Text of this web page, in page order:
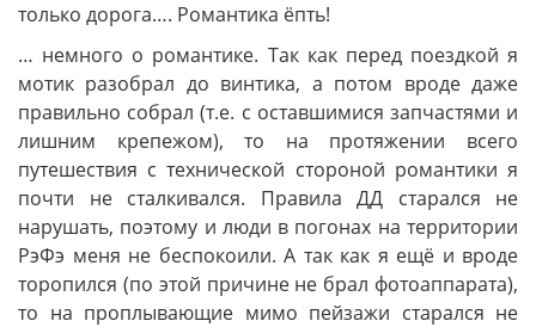
только дорога…. Романтика ёпть!
… немного о романтике. Так как перед поездкой я
мотик разобрал до винтика, а потом вроде даже
правильно собрал (т.е. с оставшимися запчастями и
лишним крепежом), то на протяжении всего
путешествия с технической стороной романтики я
почти не сталкивался. Правила ДД старался не
нарушать, поэтому и люди в погонах на территории
РэФэ меня не беспокоили. А так как я ещё и вроде
торопился (по этой причине не брал фотоаппарата),
то на проплывающие мимо пейзажи старался не